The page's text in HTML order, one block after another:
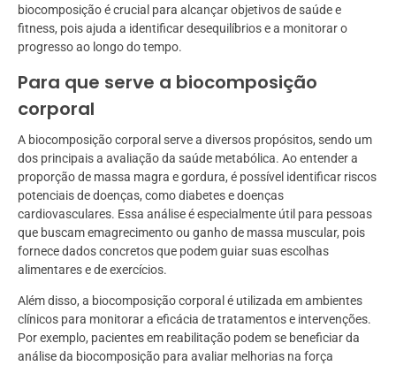
biocomposição é crucial para alcançar objetivos de saúde e
fitness, pois ajuda a identificar desequilíbrios e a monitorar o
progresso ao longo do tempo.
Para que serve a biocomposição
corporal
A biocomposição corporal serve a diversos propósitos, sendo um
dos principais a avaliação da saúde metabólica. Ao entender a
proporção de massa magra e gordura, é possível identificar riscos
potenciais de doenças, como diabetes e doenças
cardiovasculares. Essa análise é especialmente útil para pessoas
que buscam emagrecimento ou ganho de massa muscular, pois
fornece dados concretos que podem guiar suas escolhas
alimentares e de exercícios.
Além disso, a biocomposição corporal é utilizada em ambientes
clínicos para monitorar a eficácia de tratamentos e intervenções.
Por exemplo, pacientes em reabilitação podem se beneficiar da
análise da biocomposição para avaliar melhorias na força